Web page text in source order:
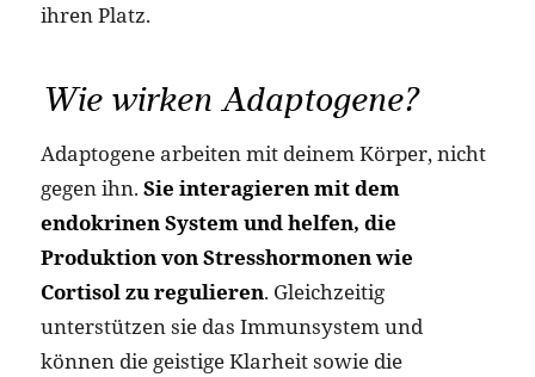
ihren Platz.
Wie wirken Adaptogene?
Adaptogene arbeiten mit deinem Körper, nicht
gegen ihn. Sie interagieren mit dem
endokrinen System und helfen, die
Produktion von Stresshormonen wie
Cortisol zu regulieren. Gleichzeitig
unterstützen sie das Immunsystem und
können die geistige Klarheit sowie die